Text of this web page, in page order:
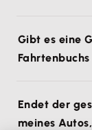
Gibt es eine
Endet der
meines